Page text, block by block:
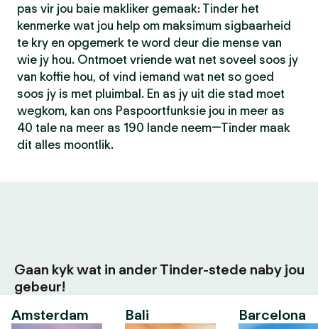
pas vir jou baie makliker gemaak: Tinder het
kenmerke wat jou help om maksimum sigbaarheid
te kry en opgemerk te word deur die mense van
wie jy hou. Ontmoet vriende wat net soveel soos jy
van koffie hou, of vind iemand wat net so goed
soos jy is met pluimbal. En as jy uit die stad moet
wegkom, kan ons Paspoortfunksie jou in meer as
40 tale na meer as 190 lande neem—Tinder maak
dit alles moontlik.
Gaan kyk wat in ander Tinder-stede naby jou
gebeur!
Amsterdam
Bali Barcelona